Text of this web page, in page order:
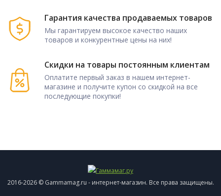
Гарантия качества продаваемых товаров
Мы гарантируем высокое качество наших
товаров и конкурентные цены на них!
Скидки на товары постоянным клиентам
Оплатите первый заказ в нашем интернет-
магазине и получите купон со скидкой на все
последующие покупки!
2016-2026 © Gammamag.ru - интернет-магазин. Все права защищены.